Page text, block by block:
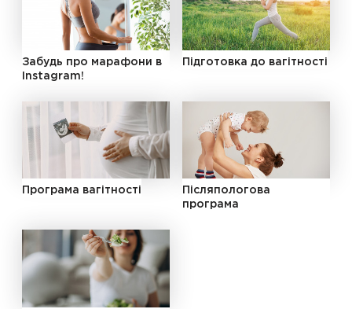
Забудь про марафони в
Instagram!
Підготовка до вагітності
Програма вагітності
Післяпологова
програма